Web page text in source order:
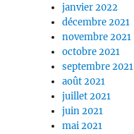
janvier 2022
décembre 2021
novembre 2021
octobre 2021
septembre 2021
août 2021
juillet 2021
juin 2021
mai 2021